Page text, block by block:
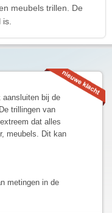
meubels trillen. De
aansluiten bij de
trillingen van
dat alles
meubels. Dit kan
metingen in de